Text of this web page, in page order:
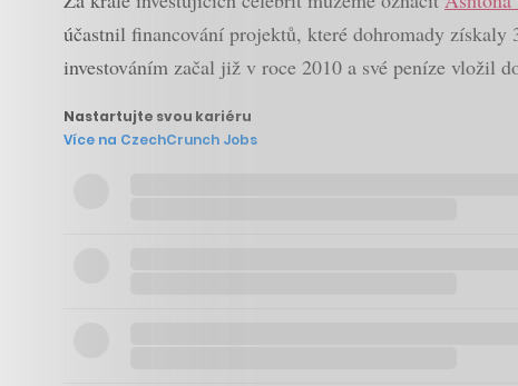
účastnil financování projektů, které dohromady
investováním začal již v roce 2010 a své peníze vložil
Nastartujte svou kariéru
Více na CzechCrunch Jobs